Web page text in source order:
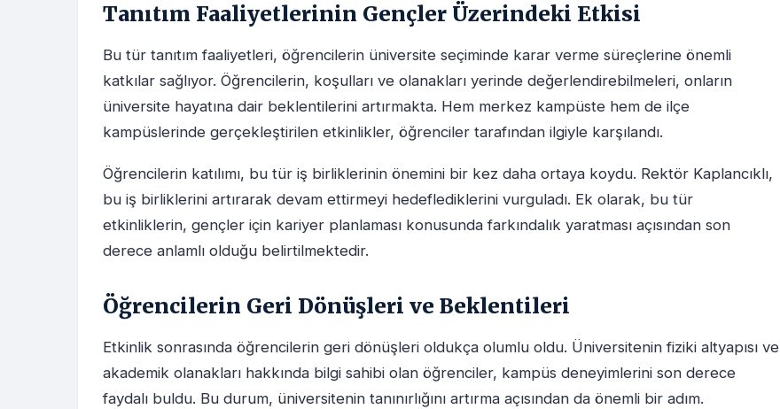
Tanıtım Faaliyetlerinin Gençler Üzerindeki Etkisi
Bu tür tanıtım faaliyetleri, öğrencilerin üniversite seçiminde karar verme süreçlerine önemli
katkılar sağlıyor. Öğrencilerin, koşulları ve olanakları yerinde değerlendirebilmeleri, onların
üniversite hayatına dair beklentilerini artırmakta. Hem merkez kampüste hem de ilçe
kampüslerinde gerçekleştirilen etkinlikler, öğrenciler tarafından ilgiyle karşılandı.
Öğrencilerin katılımı, bu tür iş birliklerinin önemini bir kez daha ortaya koydu. Rektör Kaplancıklı,
bu iş birliklerini artırarak devam ettirmeyi hedeflediklerini vurguladı. Ek olarak, bu tür
etkinliklerin, gençler için kariyer planlaması konusunda farkındalık yaratması açısından son
derece anlamlı olduğu belirtilmektedir.
Öğrencilerin Geri Dönüşleri ve Beklentileri
Etkinlik sonrasında öğrencilerin geri dönüşleri oldukça olumlu oldu. Üniversitenin fiziki altyapısı ve
akademik olanakları hakkında bilgi sahibi olan öğrenciler, kampüs deneyimlerini son derece
faydalı buldu. Bu durum, üniversitenin tanınırlığını artırma açısından da önemli bir adım.